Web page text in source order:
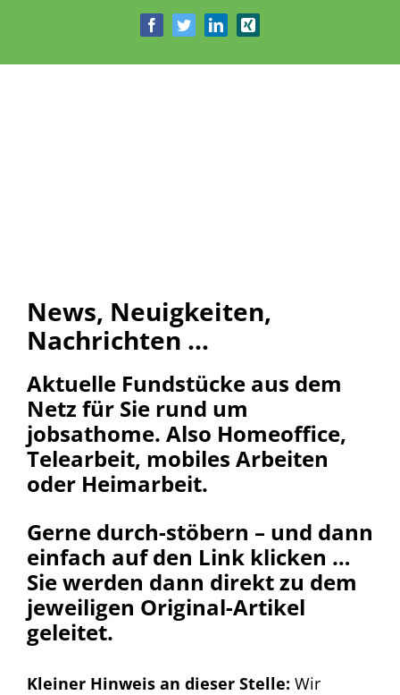
springen
FacebookTwitterLinkedInXing
News, Neuigkeiten,
Nachrichten …
Aktuelle Fundstücke aus dem
Netz für Sie rund um
jobsathome. Also Homeoffice,
Telearbeit, mobiles Arbeiten
oder Heimarbeit.
Gerne durch-stöbern – und dann
einfach auf den Link klicken …
Sie werden dann direkt zu dem
jeweiligen Original-Artikel
geleitet.
Kleiner Hinweis an dieser Stelle: Wir